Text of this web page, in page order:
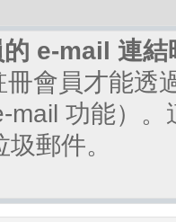
e-mail 連
會員才能透
mail 功能）
郵件。